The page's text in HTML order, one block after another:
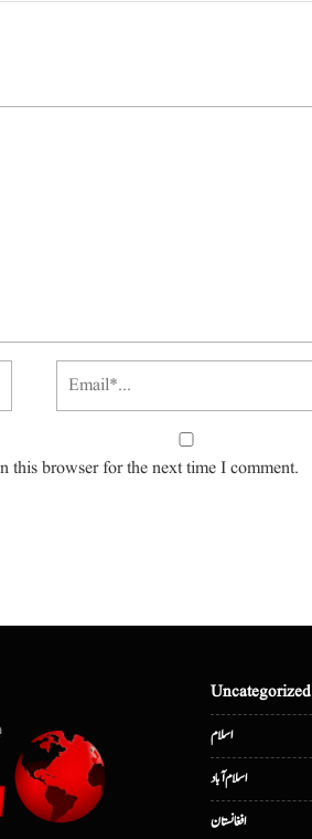
this browser for the next time I comment.
Uncategorized
اسلام
اسلام آباد
افغانستان